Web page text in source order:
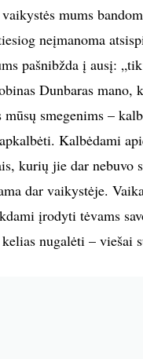
mums
neįmanoma
pašnibžda į ausį:
Dunbaras mano,
smegenims –
Kalbėdami
kurių jie dar nebuvo
dar vaikystėje.
įrodyti tėvams
nugalėti – viešai